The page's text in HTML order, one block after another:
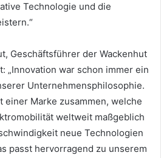
Technologie und die
Geschäftsführer der Wackenhut
„Innovation war schon immer ein
Unternehmensphilosophie.
einer Marke zusammen, welche
weltweit maßgeblich
neue Technologien
passt hervorragend zu unserem